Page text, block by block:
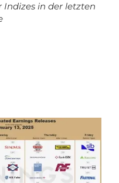
Indizes in der letzten